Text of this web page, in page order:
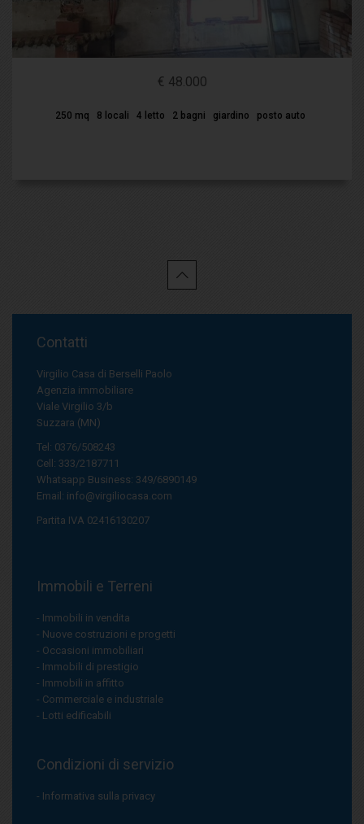
€ 48.000
250 mq 8 locali 4 letto 2 bagni giardino posto auto
Contatti
Virgilio Casa di Berselli Paolo
Agenzia immobiliare
Viale Virgilio 3/b
Suzzara (MN)
Tel: 0376/508243
Cell: 333/2187711
Whatsapp Business: 349/6890149
Email: info@virgiliocasa.com
Partita IVA 02416130207
Immobili e Terreni
Immobili in vendita
Nuove costruzioni e progetti
Occasioni immobiliari
Immobili di prestigio
Immobili in affitto
Commerciale e industriale
Lotti edificabili
Condizioni di servizio
Informativa sulla privacy